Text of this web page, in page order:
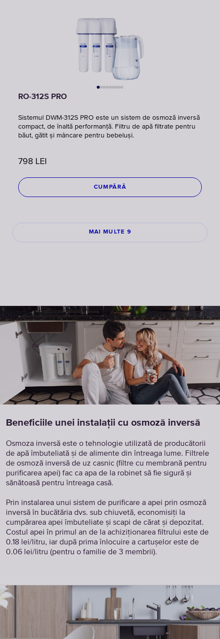
RO-312S PRO
Sistemul DWM-312S PRO este un sistem de osmoză inversă
compact, de înaltă performanță. Filtru de apă filtrate pentru
băut, gătit și mâncare pentru bebeluși.
798 LEI
CUMPĂRĂ
MAI MULTE 9
Beneficiile unei instalații cu osmoză inversă
Osmoza inversă este o tehnologie utilizată de producătorii
de apă îmbuteliată și de alimente din întreaga lume. Filtrele
de osmoză inversă de uz casnic (filtre cu membrană pentru
purificarea apei) fac ca apa de la robinet să fie sigură și
sănătoasă pentru întreaga casă.
Prin instalarea unui sistem de purificare a apei prin osmoză
inversă în bucătăria dvs. sub chiuvetă, economisiți la
cumpărarea apei îmbuteliate și scapi de cărat și depozitat.
Costul apei în primul an de la achiziționarea filtrului este de
0.18 lei/litru, iar după prima înlocuire a cartușelor este de
0.06 lei/litru (pentru o familie de 3 membrii).